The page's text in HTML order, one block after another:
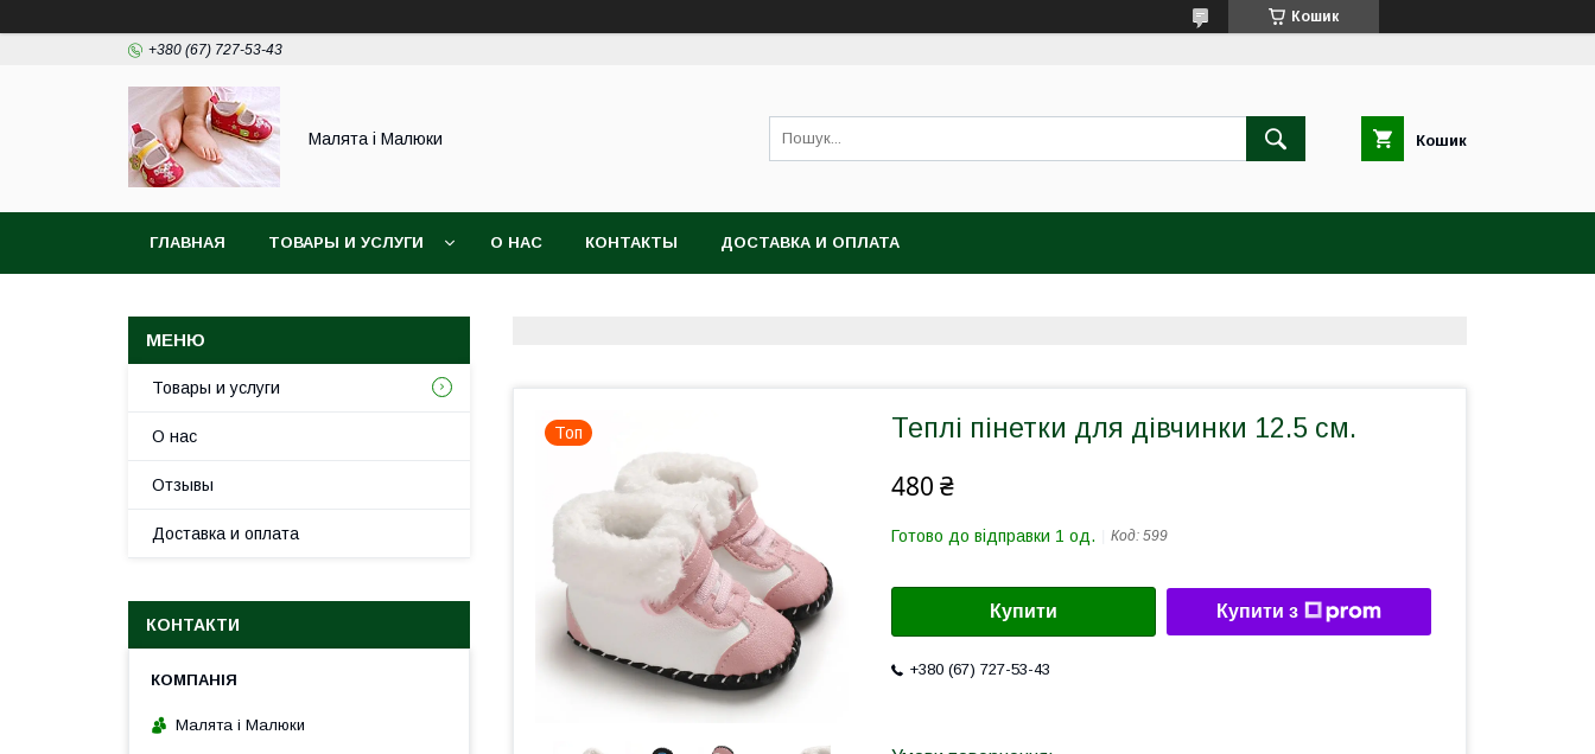
Кошик
+380 (67) 727-53-43
Малята і Малюки Кошик
ГЛАВНАЯ ТОВАРЫ И УСЛУГИ О НАС КОНТАКТЫ ДОСТАВКА И ОПЛАТА
Топ Теплі пінетки для дівчинки 12.5 см.
480 ₴
Готово до відправки 1 од. Код: 599
Купити Купити з
+380 (67) 727-53-43
Товары и услуги
О нас
Отзывы
Доставка и оплата
КОНТАКТИ
Малята і Малюки